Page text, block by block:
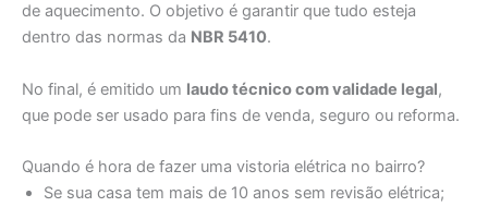
de aquecimento. O objetivo é garantir que tudo esteja
dentro das normas da NBR 5410.
No final, é emitido um laudo técnico com validade legal,
que pode ser usado para fins de venda, seguro ou reforma.
Quando é hora de fazer uma vistoria elétrica no bairro?
Se sua casa tem mais de 10 anos sem revisão elétrica;